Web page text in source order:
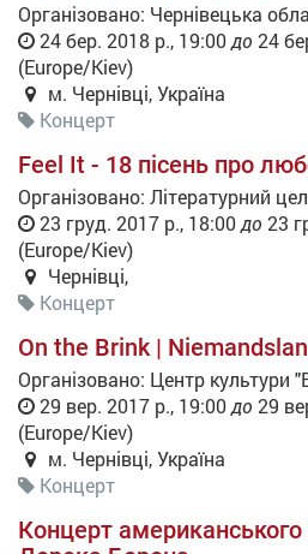
Організовано: Чернівецька
24 бер. 2018 р., 19:00до 24
(Europe/Kiev)
м. Чернівці,Україна
Концерт
Feel It - 18 пісень про
Організовано: Літературний
23 груд. 2017 р., 18:00до 23
(Europe/Kiev)
Чернівці,
Концерт
On the Brink |
Організовано: Центр культури
29 вер. 2017 р., 19:00до 29
(Europe/Kiev)
м. Чернівці,Україна
Концерт
Концерт американського